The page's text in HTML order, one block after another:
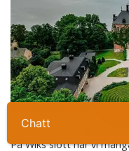
Ta kontakt
På Wiks slott har vi